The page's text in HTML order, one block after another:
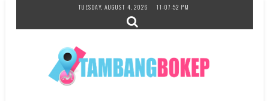
content
TUESDAY, AUGUST 4, 2026 11:07:53 PM